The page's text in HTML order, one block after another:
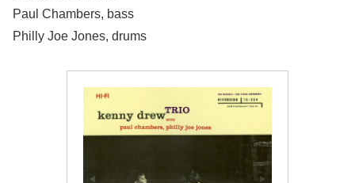
Paul Chambers, bass
Philly Joe Jones, drums